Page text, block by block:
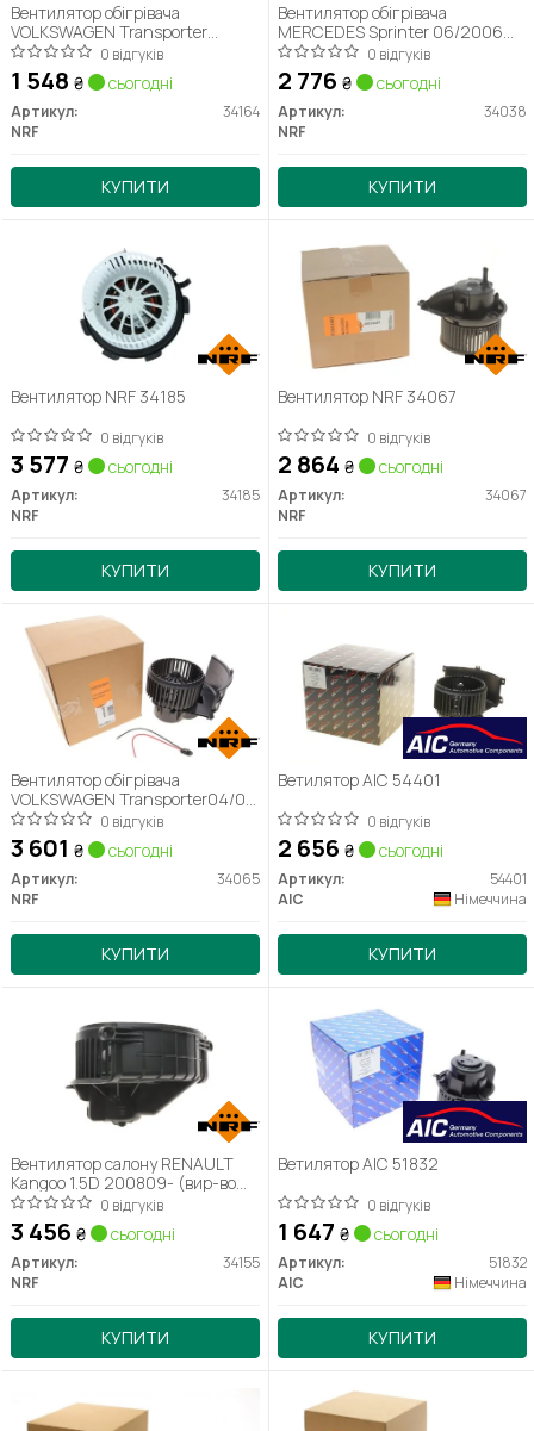
Вентилятор обігрівача
VOLKSWAGEN Transporter
199407-200304 (вир-во NRF)
0 відгуків
1 548 ₴ сьогодні
Артикул:
34164
NRF
КУПИТИ
Вентилятор обігрівача
MERCEDES Sprinter 06/2006
(вир-во NRF)0 відгуків
2 776 ₴ сьогодні
Артикул:
34038
NRF
КУПИТИ
Вентилятор NRF 34185
0 відгуків
3 577 ₴ сьогодні
Артикул:
34185
NRF
КУПИТИ
Вентилятор NRF 34067
0 відгуків
2 864 ₴ сьогодні
Артикул:
34067
NRF
КУПИТИ
Вентилятор обігрівача
VOLKSWAGEN Transporter04/03
- 11/09 (вир-во NRF)
0 відгуків
3 601 ₴ сьогодні
Артикул:
34065
NRF
КУПИТИ
Ветилятор AIC 54401
0 відгуків
2 656 ₴ сьогодні
Артикул:
54401
AIC
Німеччина
КУПИТИ
Вентилятор салону RENAULT
Kangoo 1.5D 200809- (вир-во
NRF) 34155 0 відгуків
3 456 ₴ сьогодні
Артикул:
34155
NRF
КУПИТИ
Ветилятор AIC 51832
0 відгуків
1 647 ₴ сьогодні
Артикул:
51832
AIC
Німеччина
КУПИТИ